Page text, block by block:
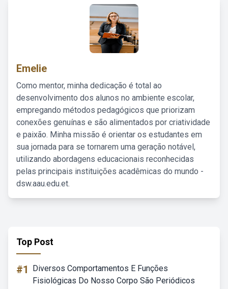
Emelie
Como mentor, minha dedicação é total ao
desenvolvimento dos alunos no ambiente escolar,
empregando métodos pedagógicos que priorizam
conexões genuínas e são alimentados por criatividade
e paixão. Minha missão é orientar os estudantes em
sua jornada para se tornarem uma geração notável,
utilizando abordagens educacionais reconhecidas
pelas principais instituições acadêmicas do mundo -
dsw.aau.edu.et.
Top Post
#1
Diversos Comportamentos E Funções
Fisiológicas Do Nosso Corpo São Periódicos